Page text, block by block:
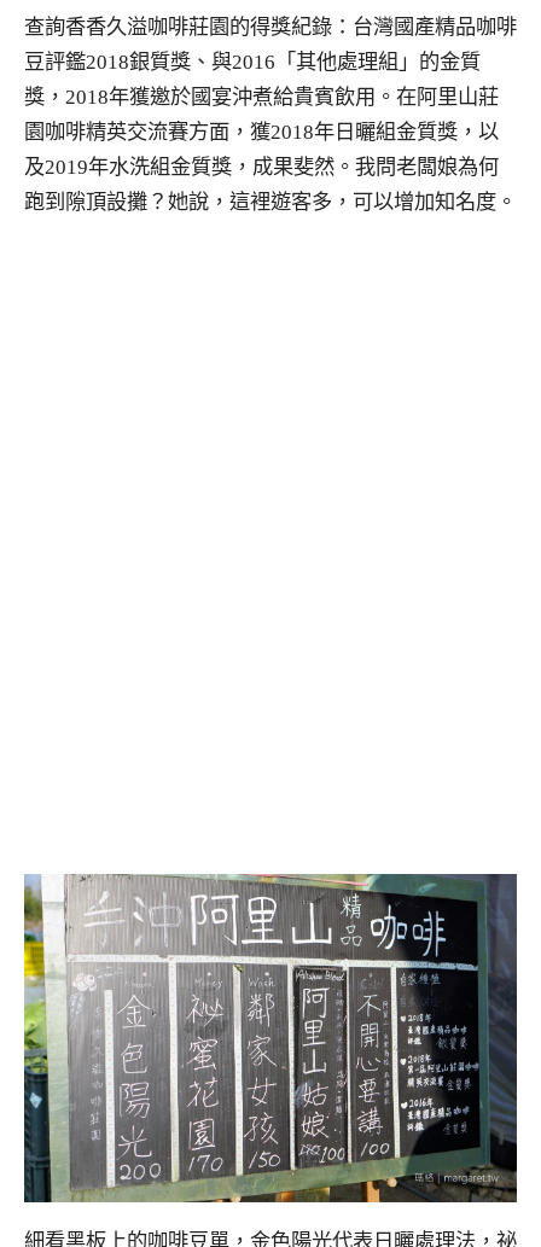
查詢香香久溢咖啡莊園的得獎紀錄：台灣國產精品咖啡
豆評鑑2018銀質獎、與2016「其他處理組」的金質
獎，2018年獲邀於國宴沖煮給貴賓飲用。在阿里山莊
園咖啡精英交流賽方面，獲2018年日曬組金質獎，以
及2019年水洗組金質獎，成果斐然。我問老闆娘為何
跑到隙頂設攤？她說，這裡遊客多，可以增加知名度。
細看黑板上的咖啡豆單，金色陽光代表日曬處理法，祕